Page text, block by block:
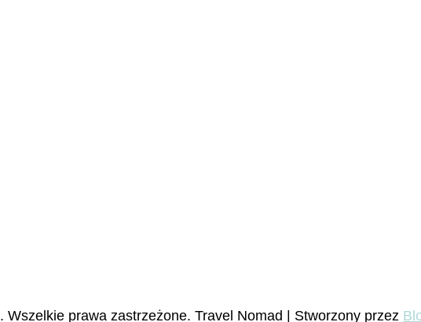
. Wszelkie prawa zastrzeżone. Travel Nomad | Stworzony przez